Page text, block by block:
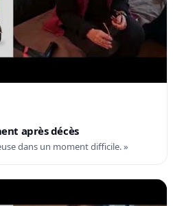
après décès
dans un moment difficile. »